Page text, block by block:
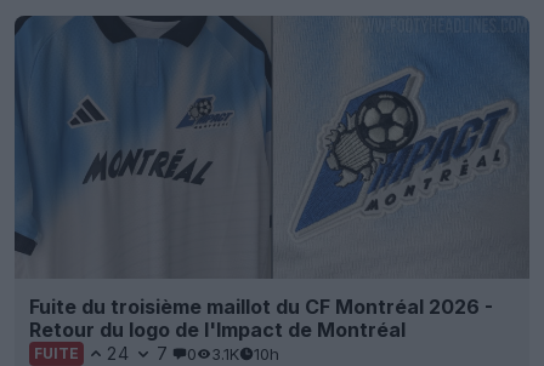
Fuite du troisième maillot du CF Montréal 2026 -
Retour du logo de l'Impact de Montréal
FUITE 24 7 0 3.1K 10h